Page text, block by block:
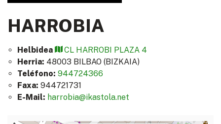
HARROBIA
Helbidea
CL HARROBI PLAZA 4
Herria: 48003 BILBAO (BIZKAIA)
Teléfono: 944724366
Faxa: 944721731
E-Mail: harrobia@ikastola.net